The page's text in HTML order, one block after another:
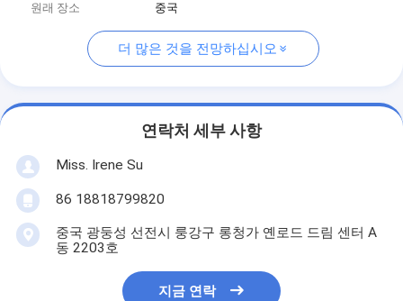
원래 장소
중국
더 많은 것을 전망하십시오
연락처 세부 사항
Miss. Irene Su
86 18818799820
중국 광둥성 선전시 룽강구 롱청가 옌로드 드림 센터 A
동 2203호
지금 연락